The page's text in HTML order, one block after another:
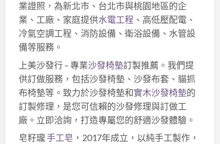
業證照，為新北市、台北市與桃園地區的企
業、工廠、家庭提供水電工程 、高低壓配電、
冷氣空調工程、消防設備、衛浴設備、水管設
備等服務。
上美沙發行 – 專業沙發椅墊訂製推薦。我們提
供訂做服務，包括沙發椅墊、沙發布套、貓抓
布椅墊等。致力於沙發椅墊和實木沙發椅墊的
訂製修理，是您可信賴的沙發修理與訂做工
廠。立即洽詢，打造專屬您的舒適沙發體驗。
皂籽瓏手工皂 ，2017年成立，以純手工製作，